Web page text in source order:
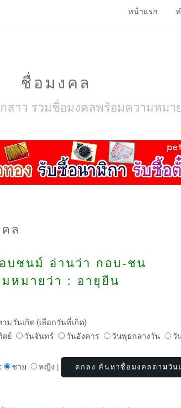
ชื่อมงคล
าว รวมชื่อมงคลพร้อมความหมา
ล
บชนม์ อ่านว่า กอบ-ชน
หมายว่า : อายุยืน
มวันเกิด (เลือกวันที่เกิด)
ตย์
วันจันทร์ วันอังคาร วันพุธกลางวัน วั
ชาย หญิง |
หน้าแรก